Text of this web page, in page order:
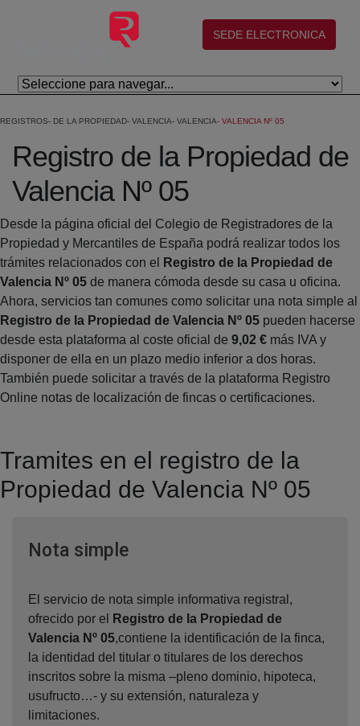
Skip to Main Content
(abre en nueva ventana)
SEDE ELECTRONICA
REGISTROS DE LA PROPIEDAD VALENCIA VALENCIA VALENCIA Nº 05
Registro de la Propiedad de
Valencia Nº 05
Desde la página oficial del Colegio de Registradores de la
Propiedad y Mercantiles de España podrá realizar todos los
trámites relacionados con el
Registro de la Propiedad de
Valencia Nº 05 de manera cómoda desde su casa u oficina.
Ahora, servicios tan comunes como solicitar una nota simple al
Registro de la Propiedad de Valencia Nº 05 pueden hacerse
desde esta plataforma al coste oficial de 9,02 € más IVA y
disponer de ella en un plazo medio inferior a dos horas.
También puede solicitar a través de la plataforma Registro
Online notas de localización de fincas o certificaciones.
Tramites en el registro de la
Propiedad de Valencia Nº 05
Nota simpleVentana nueva
El servicio de nota simple informativa registral,
ofrecido por el
Registro de la Propiedad de
Valencia Nº 05,contiene la identificación de la finca,
la identidad del titular o titulares de los derechos
inscritos sobre la misma –pleno dominio, hipoteca,
usufructo…- y su extensión, naturaleza y
limitaciones.